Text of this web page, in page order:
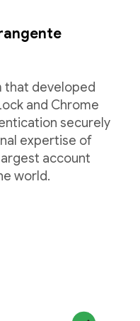
that developed
and Chrome
securely
expertise of
account
world.